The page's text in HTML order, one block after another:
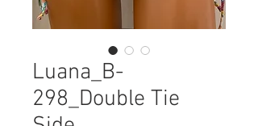
Luana_B-
298_Double Tie